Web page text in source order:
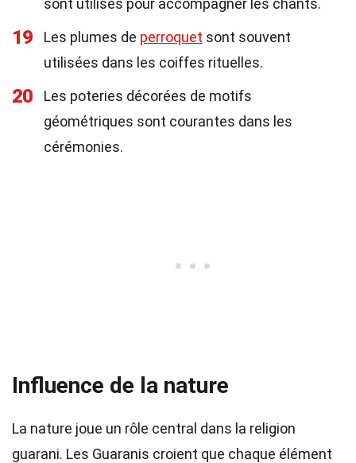
sont utilisés pour accompagner les chants.
19 Les plumes de perroquet sont souvent
utilisées dans les coiffes rituelles.
20
Les poteries décorées de motifs
géométriques sont courantes dans les
cérémonies.
Influence de la nature
La nature joue un rôle central dans la religion
guarani. Les Guaranis croient que chaque élément